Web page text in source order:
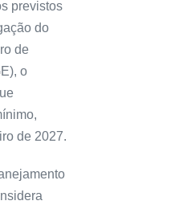
previstos
do
de
o
de 2027.